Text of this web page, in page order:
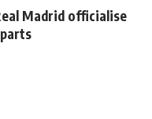
Madrid officialise